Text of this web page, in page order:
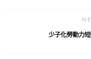
少子化勞動力